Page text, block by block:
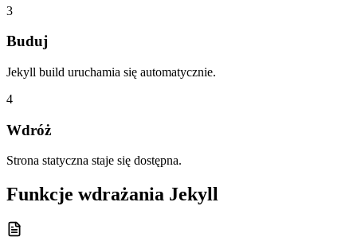
3
Buduj
Jekyll build uruchamia się automatycznie.
4
Wdróż
Strona statyczna staje się dostępna.
Funkcje wdrażania Jekyll